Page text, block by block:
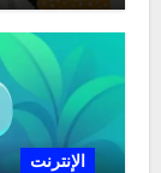
الإنترنت